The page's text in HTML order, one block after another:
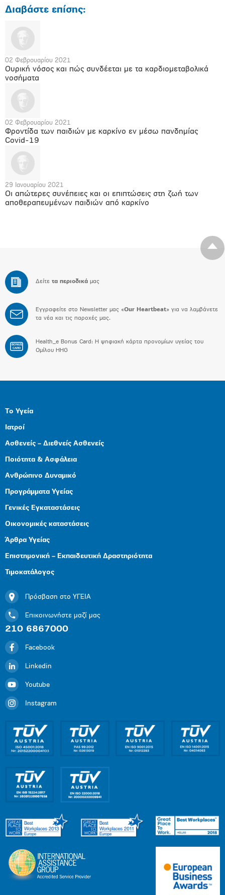
Διαβάστε επίσης:
02 Φεβρουαρίου 2021
Ουρική νόσος και πώς συνδέεται με τα καρδιομεταβολικά
νοσήματα
02 Φεβρουαρίου 2021
Φροντίδα των παιδιών με καρκίνο εν μέσω πανδημίας
Covid-19
29 Ιανουαρίου 2021
Οι απώτερες συνέπειες και οι επιπτώσεις στη ζωή των
αποθεραπευμένων παιδιών από καρκίνο
Δείτε τα περιοδικά μας
Εγγραφείτε στο Newsletter μας «Our Heartbeat» για να λαμβάνετε
τα νέα και τις παροχές μας.
BONUS
CARD
Health_e Bonus Card: H ψηφιακή κάρτα προνομίων υγείας του
Ομίλου HHG
Το Υγεία
Ιατροί
Ασθενείς – Διεθνείς Ασθενείς
Ποιότητα & Ασφάλεια
Ανθρώπινο Δυναμικό
Προγράμματα Υγείας
Γενικές Εγκαταστάσεις
Οικονομικές καταστάσεις
Άρθρα Υγείας
Επιστημονική – Εκπαιδευτική Δραστηριότητα
Τιμοκατάλογος
Πρόσβαση στο ΥΓΕΙΑ
Επικοινωνήστε μαζί μας
210 6867000
Facebook
Linkedin
Youtube
Instagram